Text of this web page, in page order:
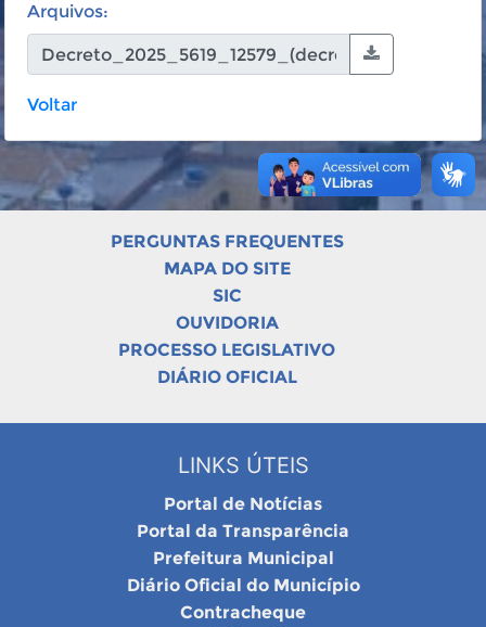
Arquivos:
Voltar
PERGUNTAS FREQUENTES
MAPA DO SITE
SIC
OUVIDORIA
PROCESSO LEGISLATIVO
DIÁRIO OFICIAL
LINKS ÚTEIS
Portal de Notícias
Portal da Transparência
Prefeitura Municipal
Diário Oficial do Município
Contracheque